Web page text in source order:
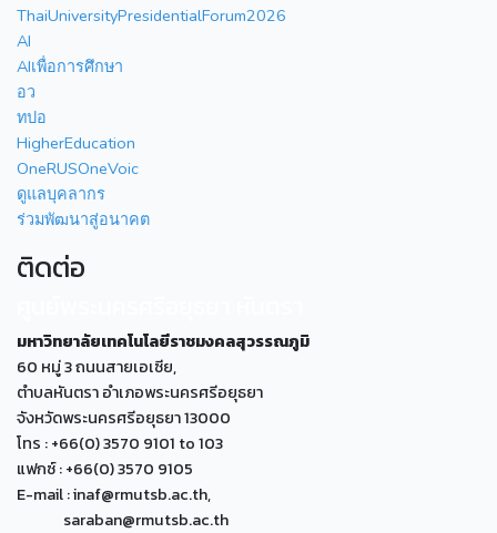
ThaiUniversityPresidentialForum2026
AI
AIเพื่อการศึกษา
อว
ทปอ
HigherEducation
OneRUSOneVoic
ดูแลบุคลากร
ร่วมพัฒนาสู่อนาคต
ติดต่อ
มหาวิทยาลัยเทคโนโลยีราชมงคลสุวรรณภูมิ
60 หมู่ 3 ถนนสายเอเซีย,
ตำบลหันตรา อำเภอพระนครศรีอยุธยา
จังหวัดพระนครศรีอยุธยา 13000
โทร : +66(0) 3570 9101 to 103
แฟกซ์ : +66(0) 3570 9105
E-mail : inaf@rmutsb.ac.th,
saraban@rmutsb.ac.th